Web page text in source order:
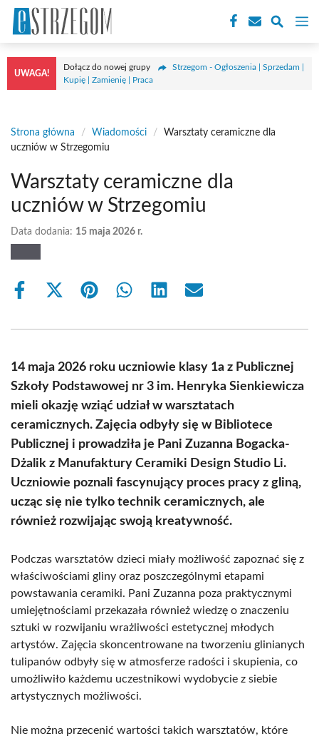
Przejdź
treści
UWAGA!
Dołącz do nowej grupy
Strzegom - Ogłoszenia | Sprzedam |
Kupię | Zamienię | Praca
Strona główna / Wiadomości /
Warsztaty ceramiczne dla
uczniów w Strzegomiu
Warsztaty ceramiczne dla
uczniów w Strzegomiu
Data dodania: 15 maja 2026 r.
Share
Share
(Twitter)
Share Share Share Share
14 maja 2026 roku uczniowie klasy 1a z Publicznej
Szkoły Podstawowej nr 3 im. Henryka Sienkiewicza
mieli okazję wziąć udział w warsztatach
ceramicznych. Zajęcia odbyły się w Bibliotece
Publicznej i prowadziła je Pani Zuzanna Bogacka-
Dżalik z Manufaktury Ceramiki Design Studio Li.
Uczniowie poznali fascynujący proces pracy z gliną,
ucząc się nie tylko technik ceramicznych, ale
również rozwijając swoją kreatywność.
Podczas warsztatów dzieci miały możliwość zapoznać się z
właściwościami gliny oraz poszczególnymi etapami
powstawania ceramiki. Pani Zuzanna poza praktycznymi
umiejętnościami przekazała również wiedzę o znaczeniu
sztuki w rozwijaniu wrażliwości estetycznej młodych
artystów. Zajęcia skoncentrowane na tworzeniu glinianych
tulipanów odbyły się w atmosferze radości i skupienia, co
umożliwiło każdemu uczestnikowi wydobycie z siebie
artystycznych możliwości.
Nie można przecenić wartości takich warsztatów, które